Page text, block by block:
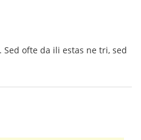
ofte da ili estas ne tri, sed